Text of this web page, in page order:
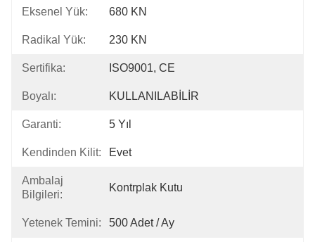
Eksenel Yük: 680 KN
Radikal Yük: 230 KN
Sertifika: ISO9001, CE
Boyalı: KULLANILABİLİR
Garanti: 5 Yıl
Kendinden Kilit: Evet
Ambalaj
Bilgileri:
Kontrplak Kutu
Yetenek Temini: 500 Adet / Ay